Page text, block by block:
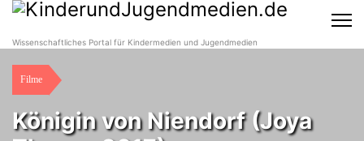
Wissenschaftliches Portal für Kindermedien und Jugendmedien
Filme
Königin von Niendorf (Joya